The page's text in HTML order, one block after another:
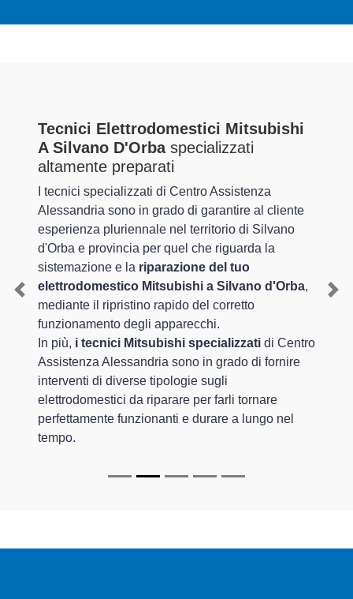
Tecnici Elettrodomestici Mitsubishi
A Silvano D'Orbaspecializzati
altamente preparati
I tecnici specializzati di Centro Assistenza
Alessandria sono in grado di garantire al cliente
esperienza pluriennale nel territorio di Silvano
d'Orba e provincia per quel che riguarda la
sistemazione e la riparazione del tuo
elettrodomestico Mitsubishi a Silvano d'Orba,
mediante il ripristino rapido del corretto
funzionamento degli apparecchi.
In più, i tecnici Mitsubishi specializzati di Centro
Assistenza Alessandria sono in grado di fornire
interventi di diverse tipologie sugli
elettrodomestici da riparare per farli tornare
perfettamente funzionanti e durare a lungo nel
tempo.
Previous